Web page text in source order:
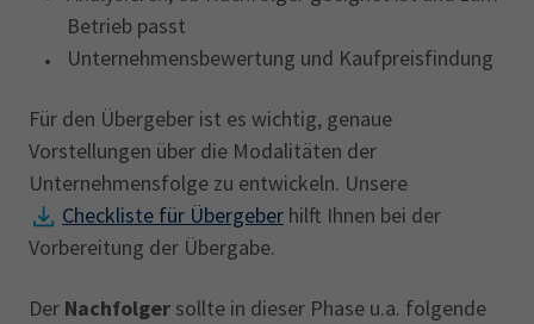
Betrieb passt
Unternehmensbewertung und Kaufpreisfindung
Für den Übergeber ist es wichtig, genaue
Vorstellungen über die Modalitäten der
Unternehmensfolge zu entwickeln. Unsere
Checkliste für Übergeber hilft Ihnen bei der
Vorbereitung der Übergabe.
Der Nachfolger sollte in dieser Phase u.a. folgende